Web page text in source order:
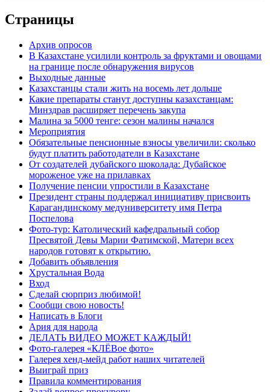
Страницы
Архив опросов
В Казахстане усилили контроль за фруктами и овощами
на границе после обнаружения вирусов
Выходные данные
Казахстанцы стали жить на восемь лет дольше
Какие препараты станут доступны казахстанцам:
Минздрав расширяет перечень закупа
Малина за 5000 тенге: сезон малины начался
Мероприятия
Обязательные пенсионные взносы увеличили: сколько
будут платить работодатели в Казахстане
От создателей дубайского шоколада: Дубайское
мороженое уже на прилавках
Получение пенсии упростили в Казахстане
Президент страны поддержал инициативу присвоить
Карагандинскому медуниверситету имя Петра
Поспелова
Фото-тур: Католический кафедральный собор
Пресвятой Девы Марии Фатимской, Матери всех
народов готовят к открытию.
Добавить объявления
Хрустальная Вода
Вход
Сделай сюрприз любимой!
Сообщи свою новость!
Написать в Блоги
Ария для народа
ДЕЛАТЬ ВИДЕО МОЖЕТ КАЖДЫЙ!
Фото-галерея «КЛЁВое фото»
Галерея хенд-мейд работ наших читателей
Выиграй приз
Правила комментирования